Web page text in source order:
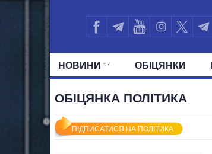
НОВИНИ ОБIЦЯНКИ
ОБІЦЯНКА ПОЛІТИКА
ПІДПИСАТИСЯ НА ПОЛІТИКА